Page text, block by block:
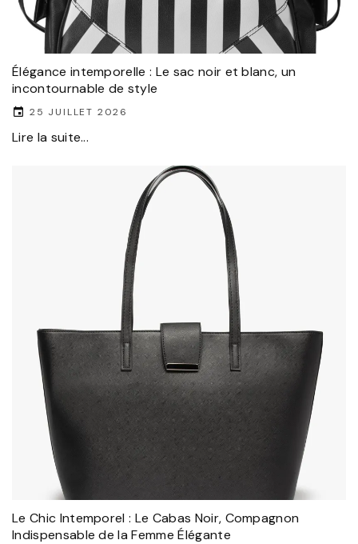
Élégance intemporelle : Le sac noir et blanc, un
incontournable de style
25 JUILLET 2026
Lire la suite...
Le Chic Intemporel : Le Cabas Noir, Compagnon
Indispensable de la Femme Élégante